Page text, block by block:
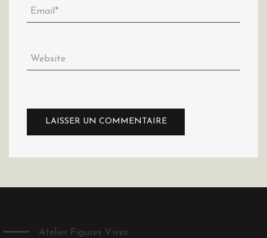
Atelier Figures Vives